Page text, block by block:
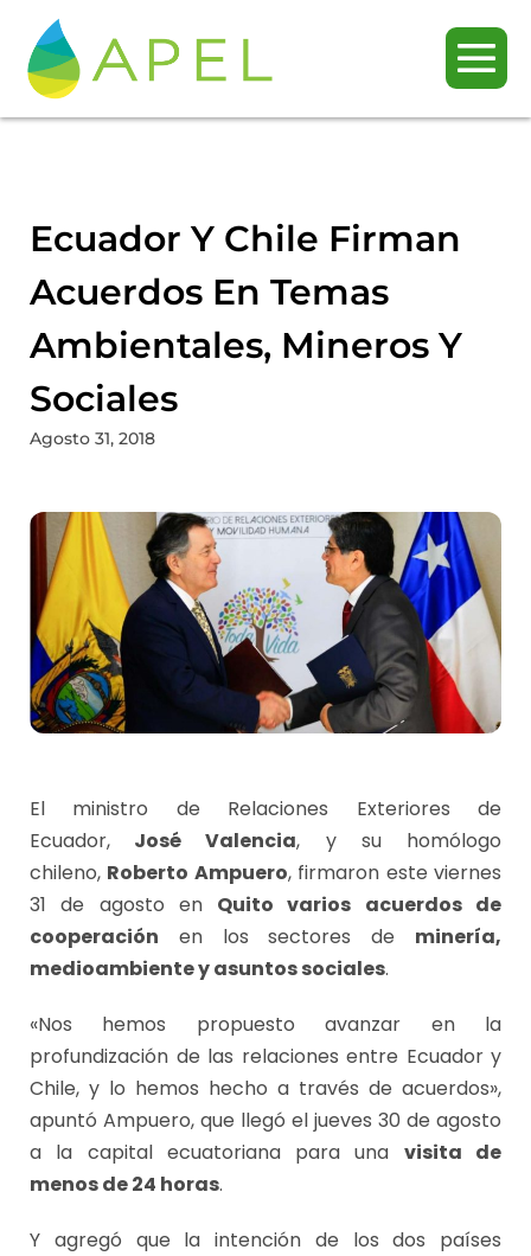
Ecuador Y Chile Firman
Acuerdos En Temas
Ambientales, Mineros Y
Sociales
Agosto 31, 2018
El ministro de Relaciones Exteriores de
Ecuador, José Valencia, y su homólogo
chileno, Roberto Ampuero, firmaron este viernes
31 de agosto en Quito varios acuerdos de
cooperación en los sectores de minería,
medioambiente y asuntos sociales.
«Nos hemos propuesto avanzar en la
profundización de las relaciones entre Ecuador y
Chile, y lo hemos hecho a través de acuerdos»,
apuntó Ampuero, que llegó el jueves 30 de agosto
a la capital ecuatoriana para una visita de
menos de 24 horas.
Y agregó que la intención de los dos países